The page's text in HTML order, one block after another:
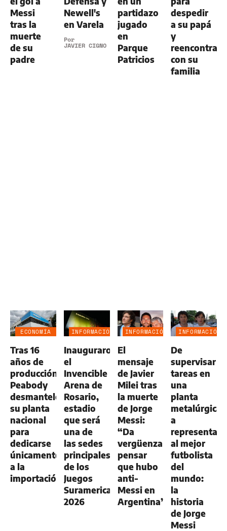
Messi
tras la
muerte
de su
padre
Newell's
en Varela
Por
JAVIER CIGNO
partidazo
jugado
en
Parque
Patricios
despedir
a su papá
y
con su
familia
ECONOMÍA
AGRO
Tras 16
años de
producción,
Peabody
desmanteló
su planta
nacional
para
dedicarse
únicamente
a la
importación
INFORMACIÓN
Inauguraron
el
Invencible
Arena de
Rosario,
estadio
que será
una de
las sedes
principales
de los
Juegos
Suramericanos
2026
INFORMACIÓN
El
mensaje
de Javier
Milei tras
la muerte
de Jorge
Messi:
“Da
vergüenza
pensar
que hubo
anti-
Messi en
Argentina”
INFORMACIÓN
De
supervisar
tareas en
una
planta
metalúrgica
a
representar
al mejor
futbolista
del
mundo:
la
historia
de Jorge
Messi